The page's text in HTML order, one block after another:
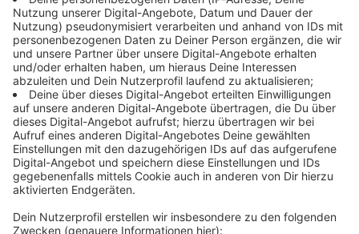
Immer auf dem Laufenden
bleiben!
Verpass' nichts mehr - mit unserem kostenlosen
ANTENNE BAYERN Newsletter. Ob Nachrichten,
Lifestyle oder unsere neuesten Aktionen - wir